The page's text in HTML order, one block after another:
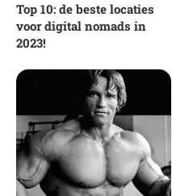
Top 10: de beste locaties
voor digital nomads in
2023!